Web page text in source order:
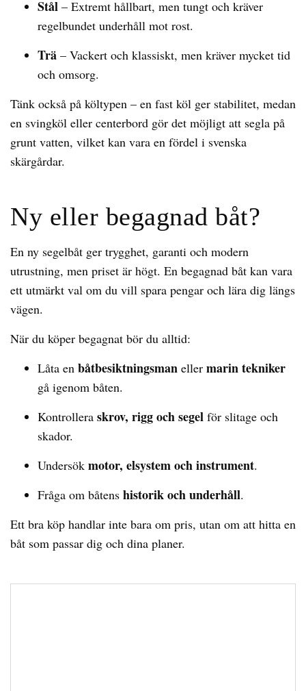
Stål – Extremt hållbart, men tungt och kräver
regelbundet underhåll mot rost.
Trä – Vackert och klassiskt, men kräver mycket tid
och omsorg.
Tänk också på költypen – en fast köl ger stabilitet, medan
en svingköl eller centerbord gör det möjligt att segla på
grunt vatten, vilket kan vara en fördel i svenska
skärgårdar.
Ny eller begagnad båt?
En ny segelbåt ger trygghet, garanti och modern
utrustning, men priset är högt. En begagnad båt kan vara
ett utmärkt val om du vill spara pengar och lära dig längs
vägen.
När du köper begagnat bör du alltid:
Låta en båtbesiktningsman eller marin tekniker
gå igenom båten.
Kontrollera skrov, rigg och segel för slitage och
skador.
Undersök motor, elsystem och instrument.
Fråga om båtens historik och underhåll.
Ett bra köp handlar inte bara om pris, utan om att hitta en
båt som passar dig och dina planer.